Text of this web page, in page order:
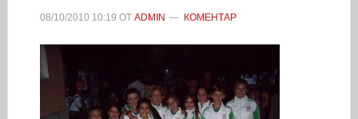
08/10/2010 10:19 ОТ ADMIN КОМЕНТАР